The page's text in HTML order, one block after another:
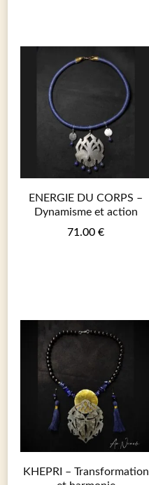
ENERGIE DU CORPS –
Dynamisme et action
71.00€
KHEPRI – Transformation